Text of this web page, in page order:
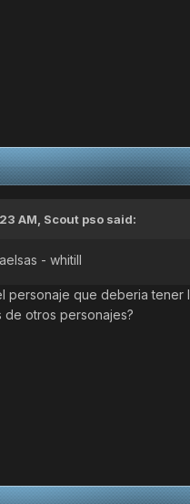
AM, Scout pso said:
- whitill
personaje que deberia tener
de otros personajes?